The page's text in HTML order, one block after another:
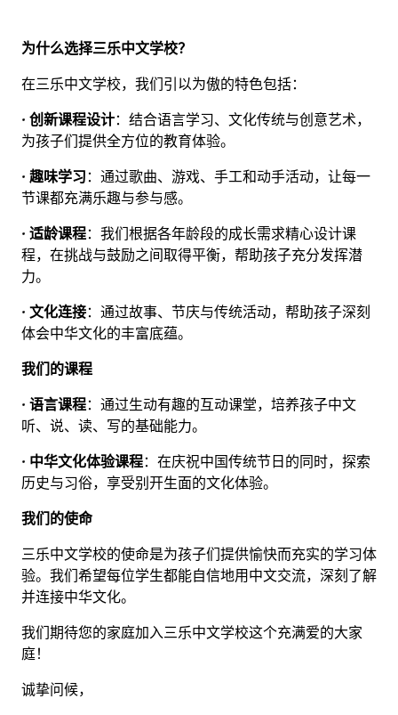
为什么选择三乐中文学校？
在三乐中文学校，我们引以为傲的特色包括：
• 创新课程设计：结合语言学习、文化传统与创意艺术，
为孩子们提供全方位的教育体验。
• 趣味学习 ：通过歌曲、游戏、手工和动手活动，让每一
节课都充满乐趣与参与感。
• 适龄课程：我们根据各年龄段的成长需求精心设计课
程，在挑战与鼓励之间取得平衡，帮助孩子充分发挥潜
力。
• 文化连接：通过故事、节庆与传统活动，帮助孩子深刻
体会中华文化的丰富底蕴。
我们的课程
• 语言课程：通过生动有趣的互动课堂，培养孩子中文
听、说、读、写的基础能力。
• 中华文化体验课程：在庆祝中国传统节日的同时，探索
历史与习俗，享受别开生面的文化体验。
我们的使命
三乐中文学校的使命是为孩子们提供愉快而充实的学习体
验。我们希望每位学生都能自信地用中文交流，深刻了解
并连接中华文化。
我们期待您的家庭加入三乐中文学校这个充满爱的大家
庭！
诚挚问候，